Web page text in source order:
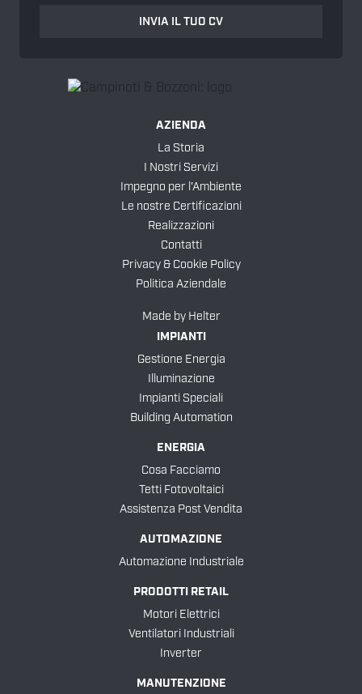
INVIA IL TUO CV
AZIENDA
La Storia
I Nostri Servizi
Impegno per l'Ambiente
Le nostre Certificazioni
Realizzazioni
Contatti
Privacy & Cookie Policy
Politica Aziendale
Made by Helter
IMPIANTI
Gestione Energia
Illuminazione
Impianti Speciali
Building Automation
ENERGIA
Cosa Facciamo
Tetti Fotovoltaici
Assistenza Post Vendita
AUTOMAZIONE
Automazione Industriale
PRODOTTI RETAIL
Motori Elettrici
Ventilatori Industriali
Inverter
MANUTENZIONE